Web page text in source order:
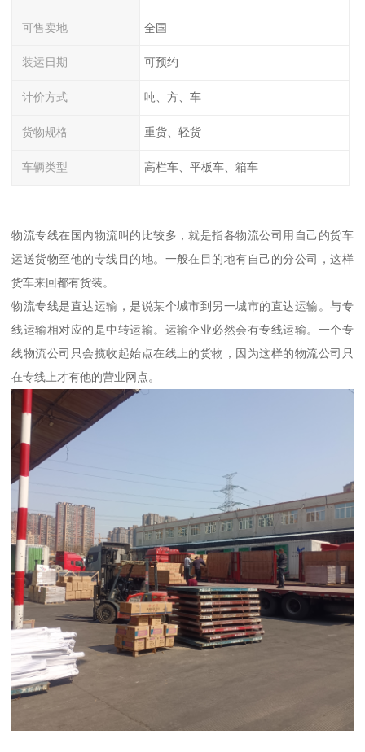
可售卖地 全国
装运日期 可预约
计价方式 吨、方、车
货物规格 重货、轻货
车辆类型 高栏车、平板车、箱车
物流专线在国内物流叫的比较多，就是指各物流公司用自己的货车
运送货物至他的专线目的地。一般在目的地有自己的分公司，这样
货车来回都有货装。
物流专线是直达运输，是说某个城市到另一城市的直达运输。与专
线运输相对应的是中转运输。运输企业必然会有专线运输。一个专
线物流公司只会揽收起始点在线上的货物，因为这样的物流公司只
在专线上才有他的营业网点。